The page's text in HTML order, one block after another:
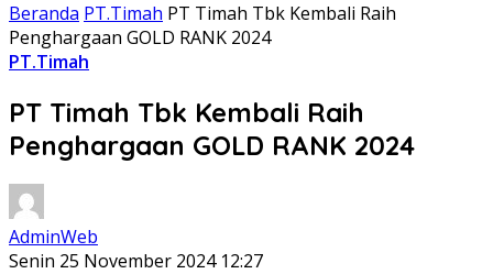
Beranda PT.Timah PT Timah Tbk Kembali Raih
Penghargaan GOLD RANK 2024
PT.Timah
PT Timah Tbk Kembali Raih
Penghargaan GOLD RANK 2024
AdminWeb
Senin 25 November 2024 12:27